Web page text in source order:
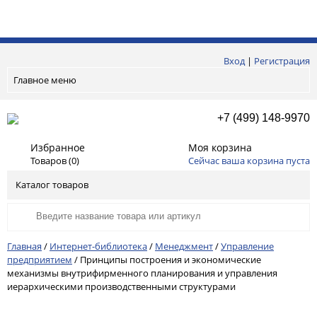
Вход| Регистрация
Главное меню
+7 (499) 148-9970
Избранное
Товаров (0)
Моя корзина
Сейчас ваша корзина пуста
Каталог товаров
Главная / Интернет-библиотека/ Менеджмент/Управление
предприятием / Принципы построения и экономические
механизмы внутрифирменного планирования и управления
иерархическими производственными структурами